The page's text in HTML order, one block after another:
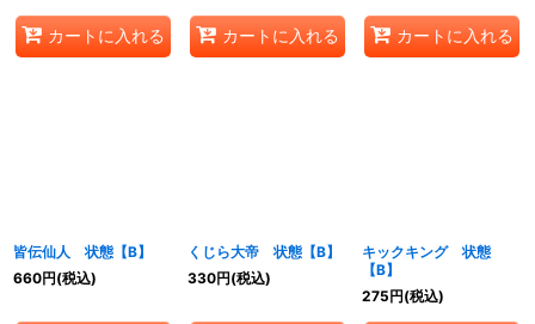
カートに入れる カートに入れる カートに入れる
皆伝仙人 状態【B】
660円(税込)
くじら大帝 状態【B】
330円(税込)
キックキング 状態
【B】
275円(税込)